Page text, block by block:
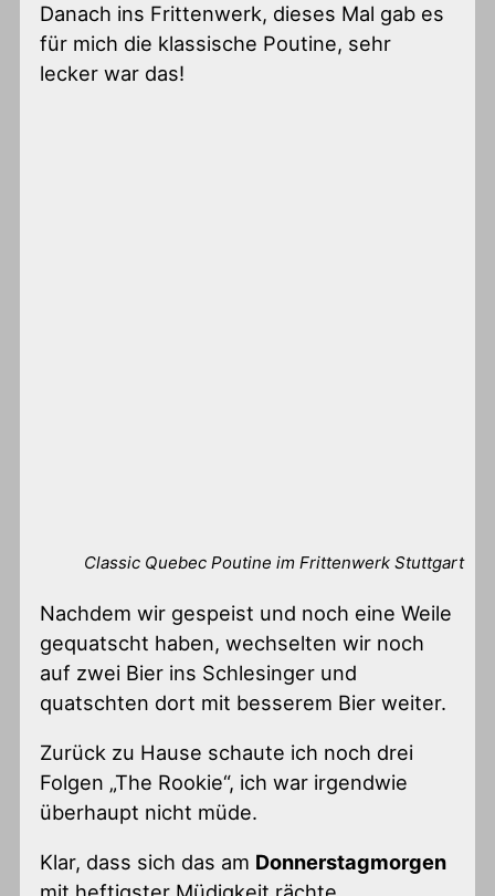
Danach ins Frittenwerk, dieses Mal gab es
für mich die klassische Poutine, sehr
lecker war das!
Classic Quebec Poutine im Frittenwerk Stuttgart
Nachdem wir gespeist und noch eine Weile
gequatscht haben, wechselten wir noch
auf zwei Bier ins Schlesinger und
quatschten dort mit besserem Bier weiter.
Zurück zu Hause schaute ich noch drei
Folgen „The Rookie“, ich war irgendwie
überhaupt nicht müde.
Klar, dass sich das am Donnerstagmorgen